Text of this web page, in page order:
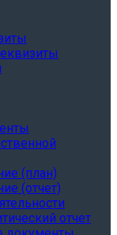
(план)
(отчет)
отчет